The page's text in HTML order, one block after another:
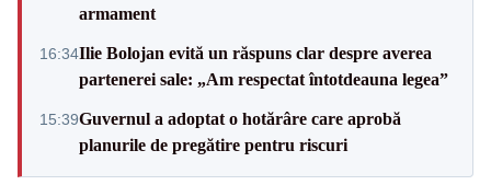
armament
16:34Ilie Bolojan evită un răspuns clar despre averea
partenerei sale: „Am respectat întotdeauna legea”
15:39Guvernul a adoptat o hotărâre care aprobă
planurile de pregătire pentru riscuri